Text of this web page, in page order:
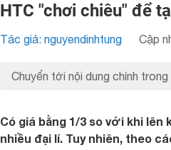
HTC "chơi chiêu" để
Tác giả: nguyendinhtung Cập
Chuyển tới nội dung chính
Có giá bằng 1/3 so với khi
nhiều đại lí. Tuy nhiên, theo